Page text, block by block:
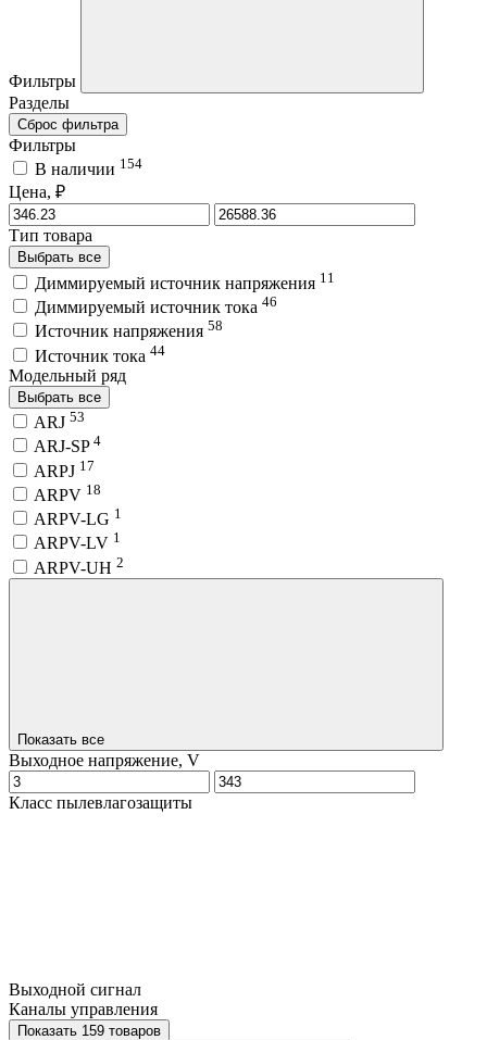
Фильтры
Разделы
Сброс фильтра
Фильтры
В наличии 154
Цена, ₽
Тип товара
Выбрать все
Диммируемый источник напряжения 11
Диммируемый источник тока 46
Источник напряжения 58
Источник тока 44
Модельный ряд
Выбрать все
ARJ 53
ARJ-SP 4
ARPJ 17
ARPV 18
ARPV-LG 1
ARPV-LV 1
ARPV-UH 2
Показать все
Выходное напряжение, V
Класс пылевлагозащиты
Выходной сигнал
Каналы управления
Показать 159 товаров